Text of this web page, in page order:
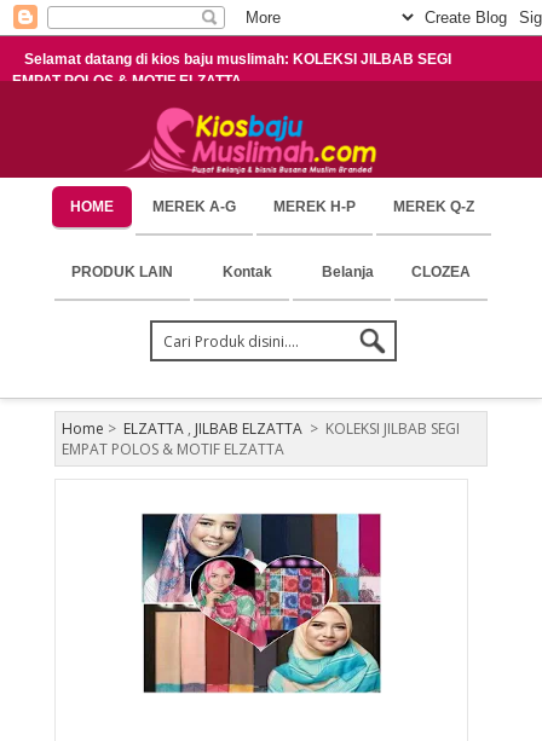
Selamat datang di kios baju muslimah: KOLEKSI JILBAB SEGI
EMPAT POLOS & MOTIF ELZATTA
HOME MEREK A-G MEREK H-P MEREK Q-Z
PRODUK LAIN Kontak Belanja CLOZEA
Home > ELZATTA, JILBAB ELZATTA > KOLEKSI JILBAB SEGI
EMPAT POLOS & MOTIF ELZATTA